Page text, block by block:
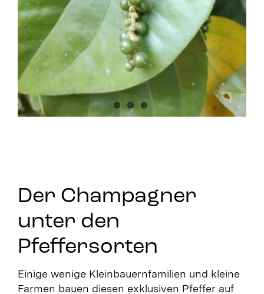
Der Champagner
unter den
Pfeffersorten
Einige wenige Kleinbauernfamilien und kleine
Farmen bauen diesen exklusiven Pfeffer auf